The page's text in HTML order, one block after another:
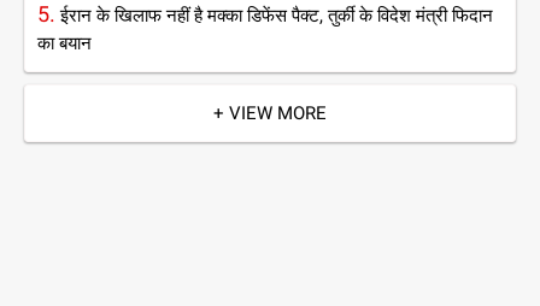
5.ईरान के खिलाफ नहीं है मक्का डिफेंस पैक्ट, तुर्की के विदेश मंत्री फिदान
का बयान
+ VIEW MORE